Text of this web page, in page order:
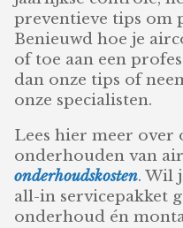
preventieve tips om
Benieuwd hoe je
of toe aan een
dan onze tips of
onze specialisten.
Lees hier meer over
onderhouden van
onderhoudskosten. Wil
all-in servicepakket
onderhoud én